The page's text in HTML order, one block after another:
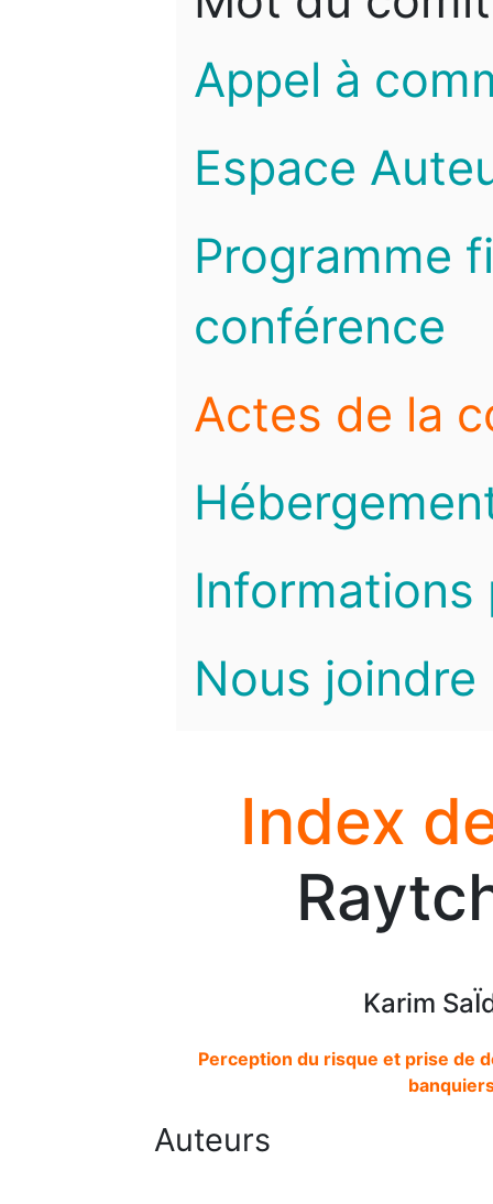
Appel à
Espace
Programme
conférence
Actes de la
Informations
Nous joindre
Index
Karim
Perception du risque et prise de
Auteurs